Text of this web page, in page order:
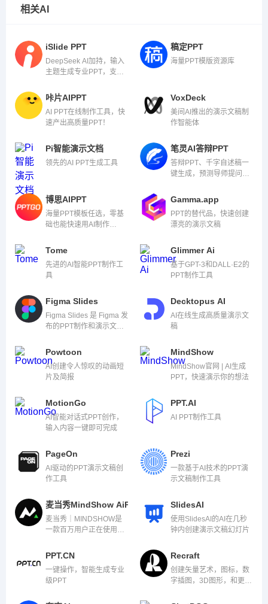
相关AI
iSlide PPT
DeepSeek AI加持，输入
主题生成专业PPT，支持
入，职场汇报、教学提案
轻松搞定
稿定PPT
海量PPT模版资源库
咔片AIPPT
AI PPT在线制作工具，快
速产出高质量PPT！
VoxDeck
美间AI推出的演示文稿制
作智能体
Pi智能演示文档
领先的AI PPT生成工具
笔灵AI答辩PPT
答辩PPT、千字自述稿一
键生成，预测导师提问，
博思AIPPT
海量PPT模板任选，零基
础也能快速用AI制作
Gamma.app
PPT的替代品，快速创建
漂亮的演示文稿
Tome
先进的AI智能PPT制作工
具
Glimmer Ai
基于GPT-3和DALL·E2的
PPT制作工具
Figma Slides
Figma Slides 是 Figma 发
布的PPT制作和演示文稿
建、设计、定制和分享演
示文稿
Decktopus AI
AI在线生成高质量演示文
稿
Powtoon
AI创建令人惊叹的动画短
片及简报
MindShow
MindShow官网 | AI生成
PPT，快速演示你的想法
MotionGo
AI智能对话式PPT创作，
输入内容一键即可完成
PPT.AI
AI PPT制作工具
PageOn
AI驱动的PPT演示文稿创
作工具
Prezi
一款基于AI技术的PPT演
示文稿制作工具
麦当秀MindShow AiPPT
麦当秀｜MINDSHOW是
一款百万用户正在使用的
应用系统。它利用引领前
自动完成演示内容的设
计。
SlidesAI
使用SlidesAI的AI在几秒
钟内创建演示文稿幻灯片
PPT.CN
一键操作，智能生成专业
级PPT
Recraft
创建矢量艺术，图标，数
字插图，3D图形，和更